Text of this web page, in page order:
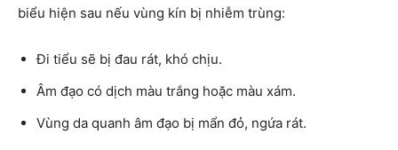
biểu hiện sau nếu vùng kín bị nhiễm trùng:
Đi tiểu sẽ bị đau rát, khó chịu.
Âm đạo có dịch màu trắng hoặc màu xám.
Vùng da quanh âm đạo bị mẩn đỏ, ngứa rát.